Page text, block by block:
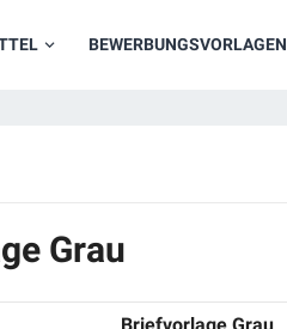
BEWERBUNGSVORLAGEN
Grau